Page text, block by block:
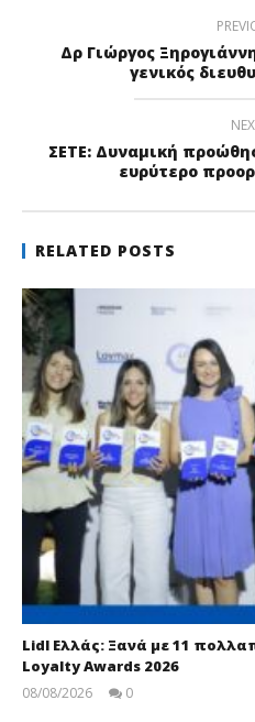
Δρ Γιώργος
γενικός
ΣΕΤΕ: Δυναμική
ευρύτερο
RELATED POSTS
Lidl Ελλάς: Ξανά με 11
Loyalty Awards 2026
08/08/2026
0